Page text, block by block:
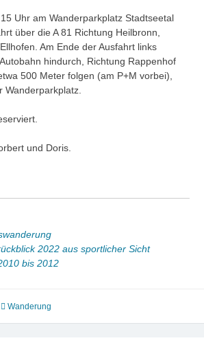
Uhr am Wanderparkplatz Stadtseetal
über die A 81 Richtung Heilbronn,
Am Ende der Ausfahrt links
hindurch, Richtung Rappenhof
500 Meter folgen (am P+M vorbei),
Wanderparkplatz.
und Doris.
2022 aus sportlicher Sicht
bis 2012
Wanderung